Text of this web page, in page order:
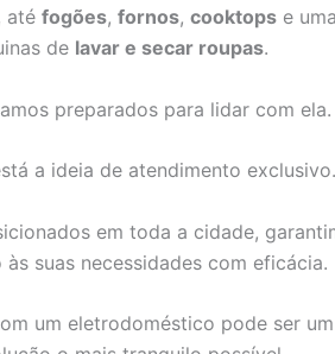
até fogões, fornos, cooktops e
de lavar e secar roupas.
preparados para lidar com ela.
a ideia de atendimento exclusivo.
em toda a cidade,
suas necessidades com eficácia.
um eletrodoméstico pode ser